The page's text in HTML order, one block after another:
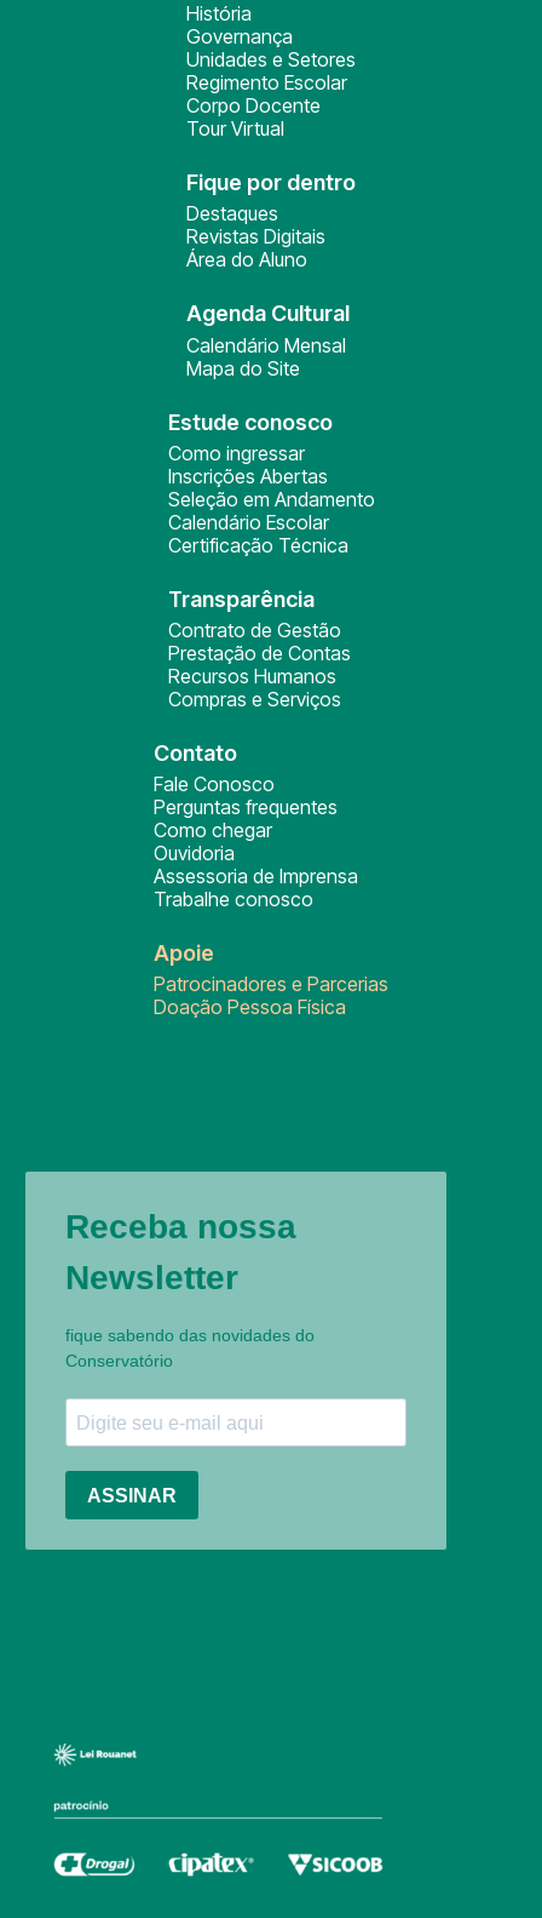
História
Governança
Unidades e Setores
Regimento Escolar
Corpo Docente
Tour Virtual
Fique por dentro
Destaques
Revistas Digitais
Área do Aluno
Agenda Cultural
Calendário Mensal
Mapa do Site
Estude conosco
Como ingressar
Inscrições Abertas
Seleção em Andamento
Calendário Escolar
Certificação Técnica
Transparência
Contrato de Gestão
Prestação de Contas
Recursos Humanos
Compras e Serviços
Contato
Fale Conosco
Perguntas frequentes
Como chegar
Ouvidoria
Assessoria de Imprensa
Trabalhe conosco
Apoie
Patrocinadores e Parcerias
Doação Pessoa Física